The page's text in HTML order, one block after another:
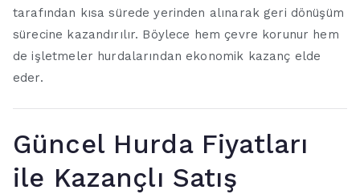
tarafından kısa sürede yerinden alınarak geri dönüşüm
sürecine kazandırılır. Böylece hem çevre korunur hem
de işletmeler hurdalarından ekonomik kazanç elde
eder.
Güncel Hurda Fiyatları
ile Kazançlı Satış